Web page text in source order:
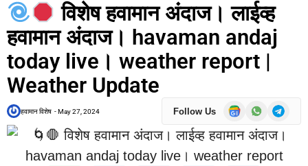
विशेष हवामान अंदाज। लाईव्ह
हवामान अंदाज। havaman andaj
today live। weather report |
Weather Update
हवामान विशेष -May 27, 2024 Follow Us